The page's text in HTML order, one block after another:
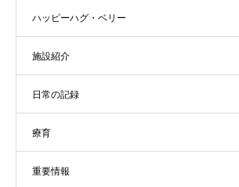
ハッピーハグ・ベリー
施設紹介
日常の記録
療育
重要情報